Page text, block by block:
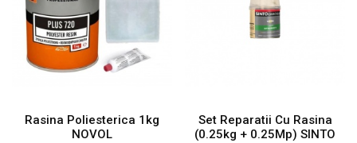
Rasina Poliesterica 1kg
NOVOL
Set Reparatii Cu Rasina
(0.25kg + 0.25Mp) SINTO